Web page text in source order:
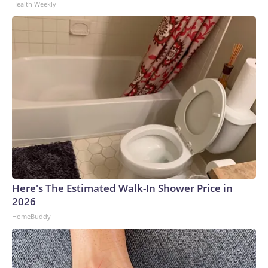
descansen en paz en el cielo”.Las aguas que rodean la Isla de
la Libertad se encuentran entre las más concurridas del
puerto, utilizadas tanto por embarcaciones comerciales
como recreativas, y atendidas por numerosos operadores
turísticos y de alquiler que ofrecen vistas de cerca de la
Estatua de la Libertad.Según WABC, la embarcación
involucrada era una lancha deportiva de casi 7 metros, un
tipo común de embarcación recreativa. CNN se ha puesto
en contacto con las autoridades para obtener más
información.El caso está a cargo del Tribunal de Distrito para
el Distrito Sur de Nueva York, segúnel NYPD. CNN se ha
puesto en contacto con el Tribunal de Distrito y la Fiscalía
del Distrito de Manhattan para obtener comentarios. La
Guardia Costera está llevando a cabo la investigación junto
a los operadores ilegales con todo el peso de la ley para
garantizar la seguridad de todos en nuestras vías
Health Weekly
Here's The Estimated Walk-In Shower Price in
2026
HomeBuddy